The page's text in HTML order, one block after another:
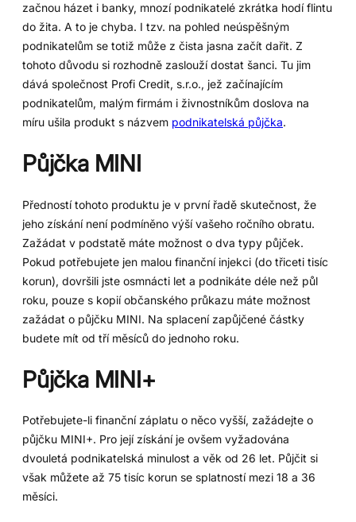
začnou házet i banky, mnozí podnikatelé zkrátka hodí flintu
do žita. A to je chyba. I tzv. na pohled neúspěšným
podnikatelům se totiž může z čista jasna začít dařit. Z
tohoto důvodu si rozhodně zaslouží dostat šanci. Tu jim
dává společnost Profi Credit, s.r.o., jež začínajícím
podnikatelům, malým firmám i živnostníkům doslova na
míru ušila produkt s názvem podnikatelská půjčka.
Půjčka MINI
Předností tohoto produktu je v první řadě skutečnost, že
jeho získání není podmíněno výší vašeho ročního obratu.
Zažádat v podstatě máte možnost o dva typy půjček.
Pokud potřebujete jen malou finanční injekci (do třiceti tisíc
korun), dovršili jste osmnácti let a podnikáte déle než půl
roku, pouze s kopií občanského průkazu máte možnost
zažádat o půjčku MINI. Na splacení zapůjčené částky
budete mít od tří měsíců do jednoho roku.
Půjčka MINI+
Potřebujete-li finanční záplatu o něco vyšší, zažádejte o
půjčku MINI+. Pro její získání je ovšem vyžadována
dvouletá podnikatelská minulost a věk od 26 let. Půjčit si
však můžete až 75 tisíc korun se splatností mezi 18 a 36
měsíci.